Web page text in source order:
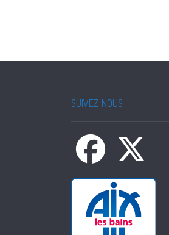
Pied de page
SUIVEZ-NOUS